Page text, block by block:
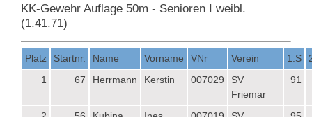
KK-Gewehr Auflage 50m - Senioren I weibl.
(1.41.71)
Platz Startnr. Name Vorname VNr Verein 1.S
1
67 Herrmann Kerstin 007029
SV
Friemar
91